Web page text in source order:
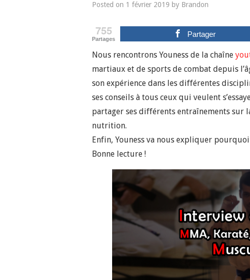
Posted on 1 février 2019 by Brandon
755
Partages
Partager
Nous rencontrons Youness de la chaîne
martiaux et de sports de combat depuis
son expérience dans les différentes
ses conseils à tous ceux qui veulent
partager ses différents entraînements sur
nutrition.
Enfin, Youness va nous expliquer pourquoi
Bonne lecture !